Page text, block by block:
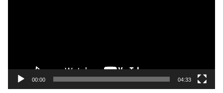
00:00 04:33